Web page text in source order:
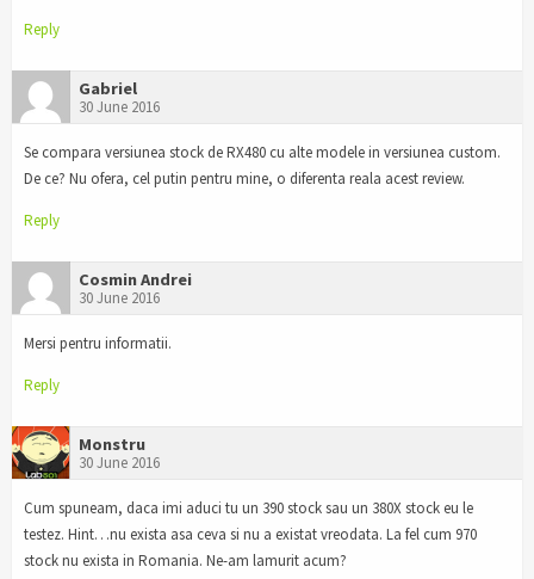
Reply
Gabriel
30 June 2016
Se compara versiunea stock de RX480 cu alte modele in versiunea custom.
De ce? Nu ofera, cel putin pentru mine, o diferenta reala acest review.
Reply
Cosmin Andrei
30 June 2016
Mersi pentru informatii.
Reply
Monstru
30 June 2016
Cum spuneam, daca imi aduci tu un 390 stock sau un 380X stock eu le
testez. Hint…nu exista asa ceva si nu a existat vreodata. La fel cum 970
stock nu exista in Romania. Ne-am lamurit acum?